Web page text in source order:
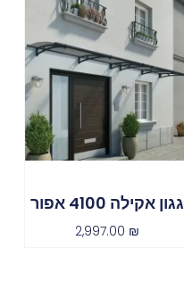
גגון אקילה 4100 אפור
2,997.00 ₪